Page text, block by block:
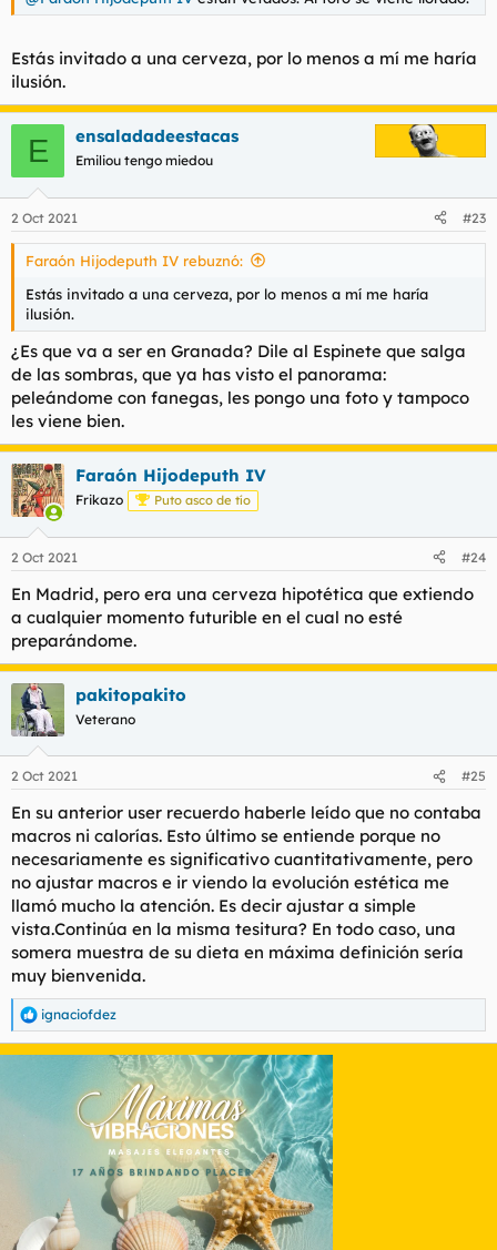
Estás invitado a una cerveza, por lo menos a mí me haría
ilusión.
E ensaladadeestacas
Emiliou tengo miedou
2 Oct 2021 #23
Faraón Hijodeputh IV rebuznó:
Estás invitado a una cerveza, por lo menos a mí me haría
ilusión.
¿Es que va a ser en Granada? Dile al Espinete que salga
de las sombras, que ya has visto el panorama:
peleándome con fanegas, les pongo una foto y tampoco
les viene bien.
Faraón Hijodeputh IV
Frikazo Puto asco de tío
2 Oct 2021 #24
En Madrid, pero era una cerveza hipotética que extiendo
a cualquier momento futurible en el cual no esté
preparándome.
pakitopakito
Veterano
2 Oct 2021 #25
En su anterior user recuerdo haberle leído que no contaba
macros ni calorías. Esto último se entiende porque no
necesariamente es significativo cuantitativamente, pero
no ajustar macros e ir viendo la evolución estética me
llamó mucho la atención. Es decir ajustar a simple
vista.Continúa en la misma tesitura? En todo caso, una
somera muestra de su dieta en máxima definición sería
muy bienvenida.
R
e
a
ignaciofdez